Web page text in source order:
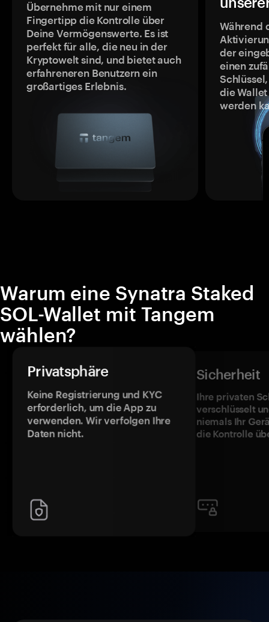
Übernehme mit nur einem
Fingertipp die Kontrolle über
Deine Vermögenswerte. Es ist
perfekt für alle, die neu in der
Kryptowelt sind, und bietet auch
erfahreneren Benutzern ein
großartiges Erlebnis.
Während
der
einen
die
werden
Warum eine Synatra Staked
SOL-Wallet mit Tangem
wählen?
Privatsphäre
Keine Registrierung und KYC
erforderlich, um die App zu
verwenden. Wir verfolgen Ihre
Daten nicht.
Sicherheit
Ihre privaten
verschlüsselt
niemals Ihr
die Kontrolle